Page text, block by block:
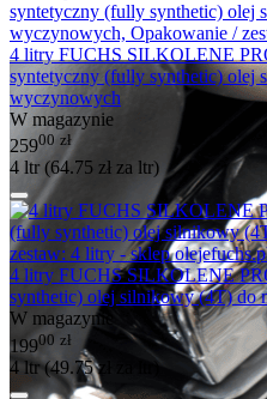
4 litry FUCHS SILKOLENE
syntetyczny (fully synthetic)
wyczynowych
W magazynie
25900 zł
4 ltr (64.75 zł za ltr)
4 litry FUCHS SILKOLENE
synthetic) olej silnikowy (4T) do
W magazynie
19900 zł
4 ltr (49.75zł za ltr)